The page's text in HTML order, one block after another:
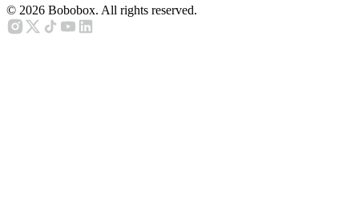
© 2026 Bobobox. All rights reserved.